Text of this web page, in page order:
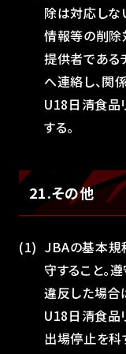
除は対応しな
情報等の削除
提供者である
へ連絡し、関
U18日清食品
する。
21.その他
JBAの基本規
守すること。
違反した場合
U18日清食品
出場停止を科